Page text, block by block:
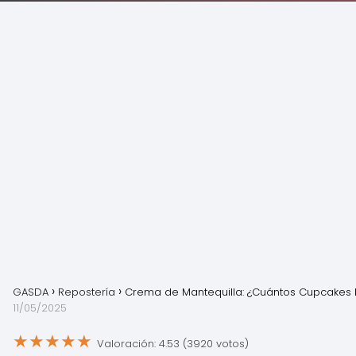
GASDA Repostería
Crema de Mantequilla: ¿Cuántos Cupcakes
11/05/2025
★★★★★ Valoración: 4.53 (3920 votos)